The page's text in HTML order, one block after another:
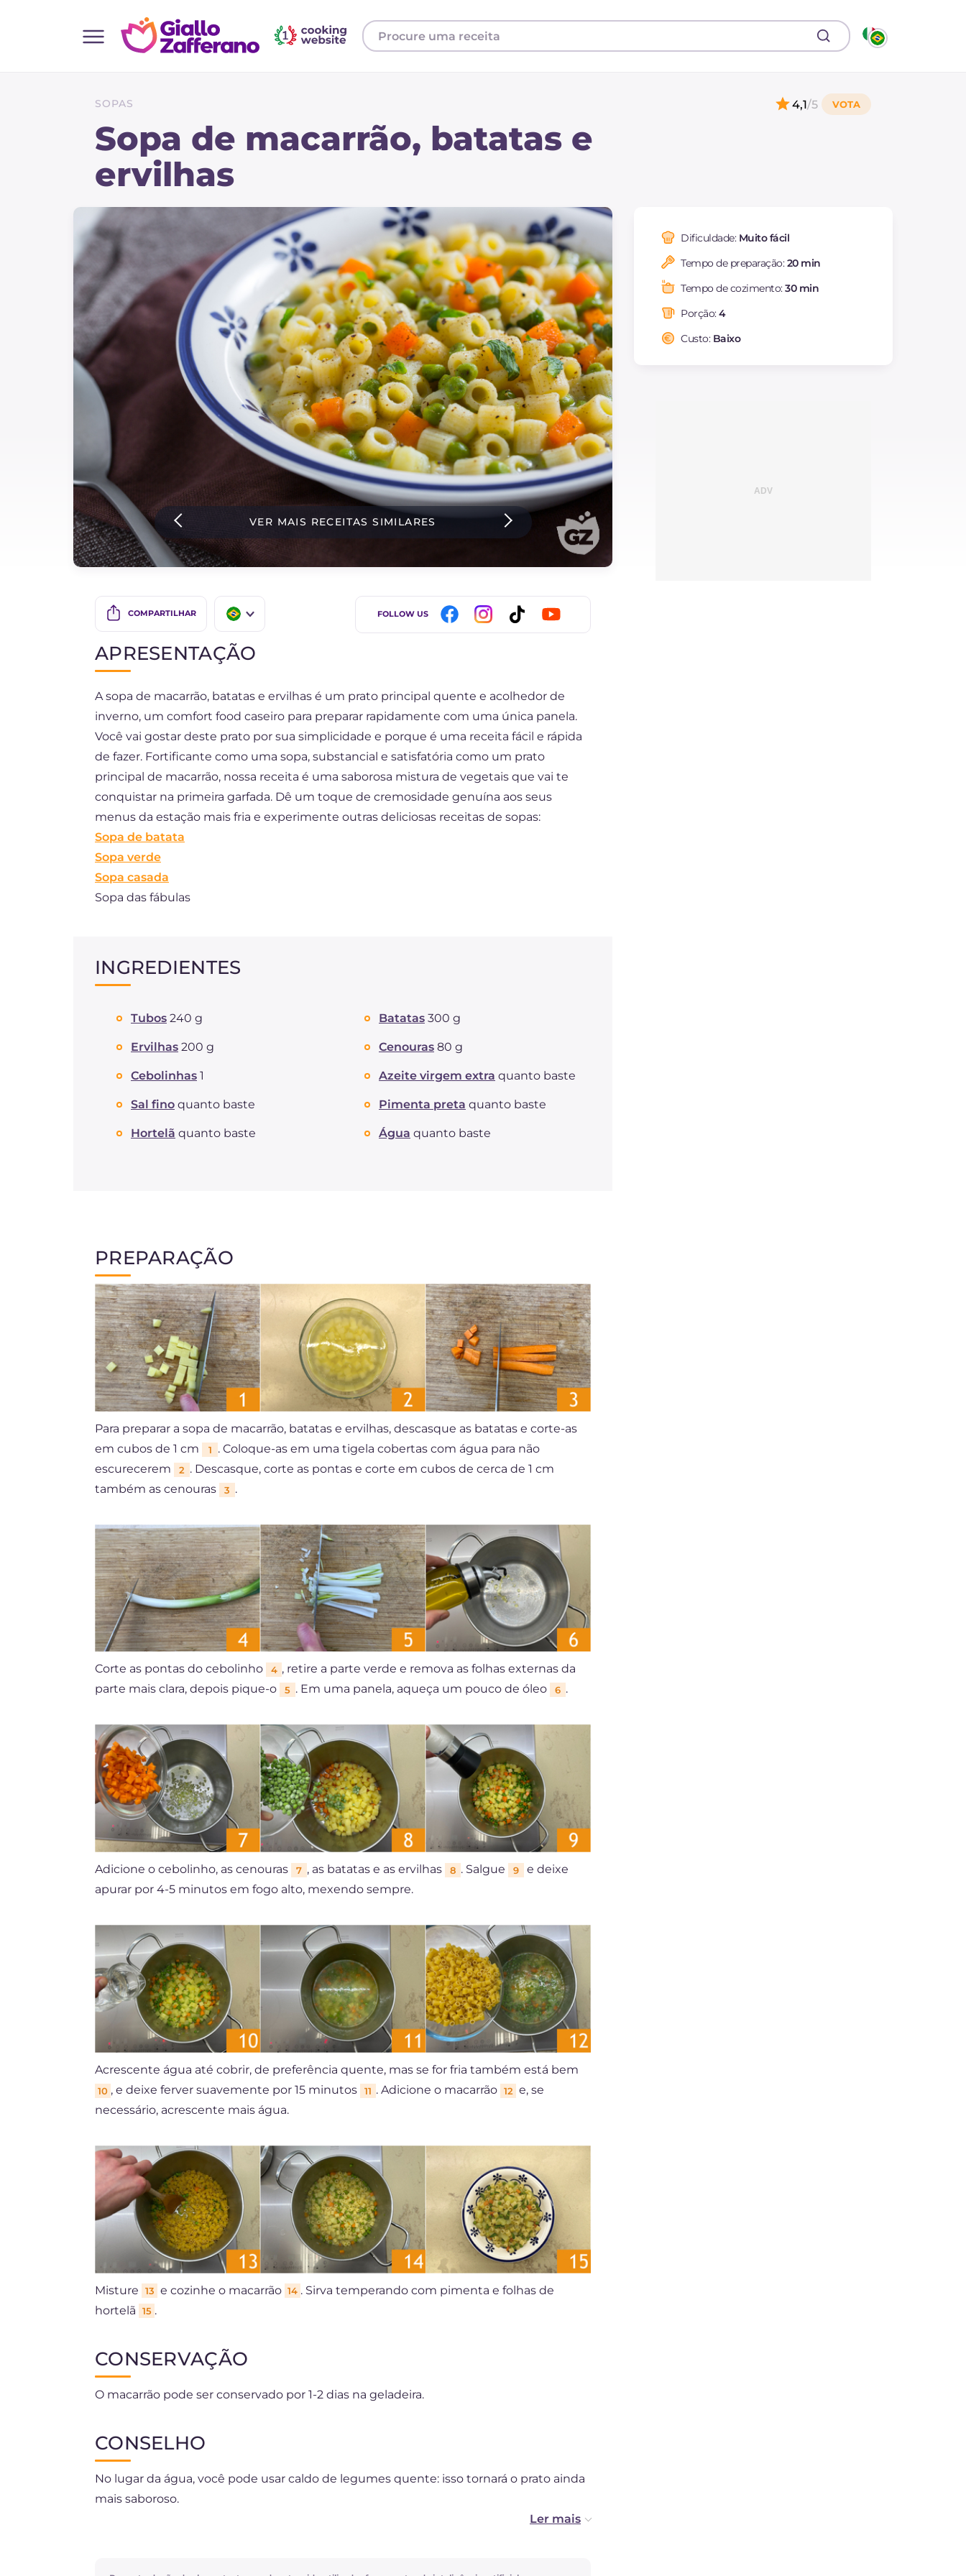
Todas as receitas
Pratos principais
Bebidas e refrescos
Sobremesas
Acompanhamentos
Pizzas e focaccia
Bolos e panificacao
Ultimas receitas
Instagram
YouTube
SOPAS
Sopa de macarrão, batatas e
ervilhas
4,1/5
VER MAIS RECEITAS SIMILARES
COMPARTILHAR
ES
DE
NL
FOLLOW US
Dificuldade: Muito fácil
Tempo de preparação:20 min
Tempo de cozimento:30 min
Porção:4
Custo: Baixo
APRESENTAÇÃO
A sopa de macarrão, batatas e ervilhas é um prato principal quente e acolhedor de
inverno, um comfort food caseiro para preparar rapidamente com uma única panela.
Você vai gostar deste prato por sua simplicidade e porque é uma receita fácil e rápida
de fazer. Fortificante como uma sopa, substancial e satisfatória como um prato
principal de macarrão, nossa receita é uma saborosa mistura de vegetais que vai te
conquistar na primeira garfada. Dê um toque de cremosidade genuína aos seus
menus da estação mais fria e experimente outras deliciosas receitas de sopas:
Sopa de batata
Sopa verde
Sopa casada
Sopa das fábulas
INGREDIENTES
Tubos 240 g Batatas 300 g
Ervilhas 200 g Cenouras 80 g
Cebolinhas 1 Azeite virgem extra quanto baste
Sal fino quanto baste Pimenta preta quanto baste
Hortelã quanto baste Água quanto baste
PREPARAÇÃO
Para preparar a sopa de macarrão, batatas e ervilhas, descasque as batatas e corte-as
em cubos de 1 cm
1
. Coloque-as em uma tigela cobertas com água para não
escurecerem
2 . Descasque, corte as pontas e corte em cubos de cerca de 1 cm
também as cenouras
3 .
Corte as pontas do cebolinho 4 , retire a parte verde e remova as folhas externas da
parte mais clara, depois pique-o
5 . Em uma panela, aqueça um pouco de óleo 6 .
Adicione o cebolinho, as cenouras 7 , as batatas e as ervilhas 8 . Salgue 9
e deixe
apurar por 4-5 minutos em fogo alto, mexendo sempre.
Acrescente água até cobrir, de preferência quente, mas se for fria também está bem
10 , e deixe ferver suavemente por 15 minutos 11 . Adicione o macarrão 12 e, se
necessário, acrescente mais água.
Misture 13 e cozinhe o macarrão 14 . Sirva temperando com pimenta e folhas de
hortelã
15 .
CONSERVAÇÃO
O macarrão pode ser conservado por 1-2 dias na geladeira.
CONSELHO
No lugar da água, você pode usar caldo de legumes quente: isso tornará o prato ainda
mais saboroso.